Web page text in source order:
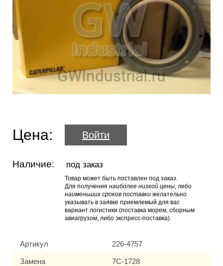
Цена: Войти
Наличие: под заказ
Товар может быть поставлен под заказ.
Для получения наиболее низкой цены, либо
наименьших сроков поставки желательно
указывать в заявке приемлемый для вас
вариант логистики (поставка морем, сборным
авиагрузом, либо экспресс-поставка).
Артикул 226-4757
Замена 7C-1728